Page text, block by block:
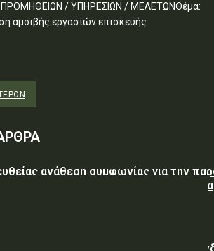
/ ΥΠΗΡΕΣΙΩΝ / ΜΕΛΕΤΩΝΘέμα:
αμοιβής εργασιών επισκευής
ανάθεση συμφωνίας για την
για τη σφράγιση οικίας στα Μέγαρα